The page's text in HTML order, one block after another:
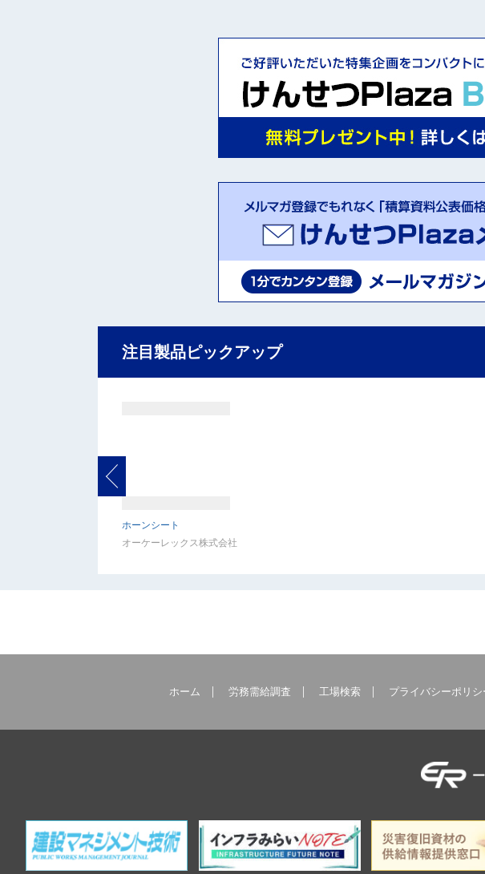
注目製品ピックアップ
ホーンシート
オーケーレックス株式会社
ホーム 労務需給調査 工場検索 プライバシーポリシ